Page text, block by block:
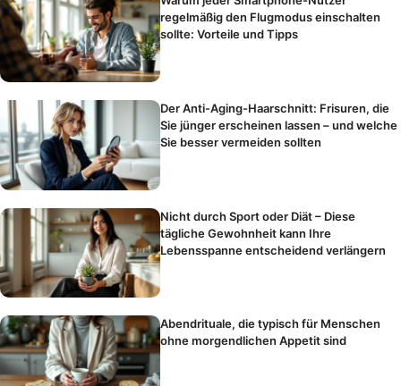
regelmäßig den Flugmodus einschalten
sollte: Vorteile und Tipps
Der Anti-Aging-Haarschnitt: Frisuren, die
Sie jünger erscheinen lassen – und welche
Sie besser vermeiden sollten
Nicht durch Sport oder Diät – Diese
tägliche Gewohnheit kann Ihre
Lebensspanne entscheidend verlängern
Abendrituale, die typisch für Menschen
ohne morgendlichen Appetit sind